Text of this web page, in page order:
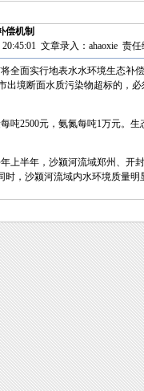
偿机制
文章录入：ahaoxie 责任
面实行地表水水环境生态补
出境断面水质污染物超标的，
2500元，氨氮每吨1万元。生
半年，沙颍河流域郑州、开
，沙颍河流域内水环境质量